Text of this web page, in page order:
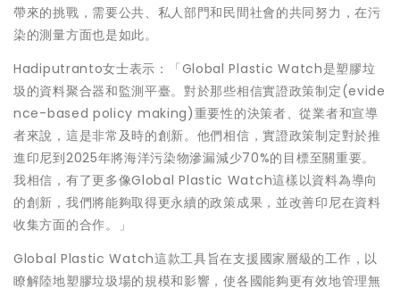
帶來的挑戰，需要公共、私人部門和民間社會的共同努力，在污
染的測量方面也是如此。
Hadiputranto女士表示：「Global Plastic Watch是塑膠垃
圾的資料聚合器和監測平臺。對於那些相信實證政策制定(evide
nce-based policy making)重要性的決策者、從業者和宣導
者來說，這是非常及時的創新。他們相信，實證政策制定對於推
進印尼到2025年將海洋污染物滲漏減少70%的目標至關重要。
我相信，有了更多像Global Plastic Watch這樣以資料為導向
的創新，我們將能夠取得更永續的政策成果，並改善印尼在資料
收集方面的合作。」
Global Plastic Watch這款工具旨在支援國家層級的工作，以
瞭解陸地塑膠垃圾場的規模和影響，使各國能夠更有效地管理無